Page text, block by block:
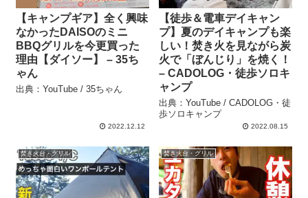
【キャンプギア】全く興味
なかったDAISOのミニ
BBQグリルを今更買った
理由【ダイソー】 – 35ち
ゃん
出典：YouTube / 35ちゃん
2022.12.12
【徒歩＆電車デイキャン
プ】夏のデイキャンプも楽
しい！焚き火を見ながら炭
火で「ぼんじり」を焼く！
– CADOLOG・徒歩ソロキ
ャンプ
出典：YouTube / CADOLOG・徒
歩ソロキャンプ
2022.08.15
焚き火台・グリル 焚き火台・グリル